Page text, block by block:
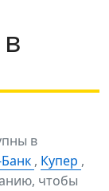
в
, Купер ,
чтобы